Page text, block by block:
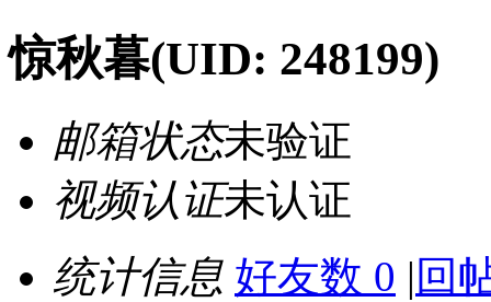
惊秋暮(UID: 248199)
邮箱状态未验证
视频认证未认证
统计信息 好友数 0 | 回